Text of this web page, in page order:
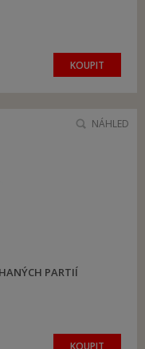
KOUPIT
PARTIÍ
KOUPIT
NÁHLED